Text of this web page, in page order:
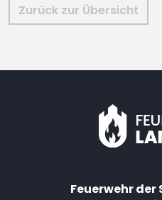
Zurück zur Übersicht
Feuerwehr